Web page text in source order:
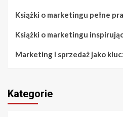
Książki o marketingu pełne
Książki o marketingu
Marketing i sprzedaż jako
Kategorie